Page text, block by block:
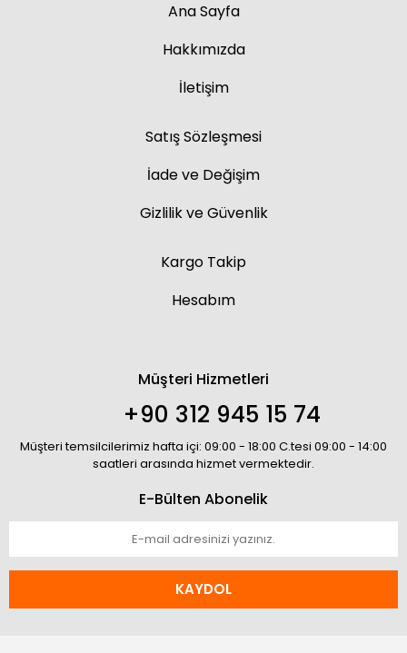
Ana Sayfa
Hakkımızda
İletişim
Satış Sözleşmesi
İade ve Değişim
Gizlilik ve Güvenlik
Kargo Takip
Hesabım
Müşteri Hizmetleri
+90 312 945 15 74
Müşteri temsilcilerimiz hafta içi: 09:00 - 18:00 C.tesi 09:00 - 14:00
saatleri arasında hizmet vermektedir.
E-Bülten Abonelik
KAYDOL